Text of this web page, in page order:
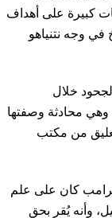
كبيرة على أهداف
وجه نتنياهو
خلال
وهي محادثة وصفتها
من مكتب
كان على علم
وأنه يُقر بحق